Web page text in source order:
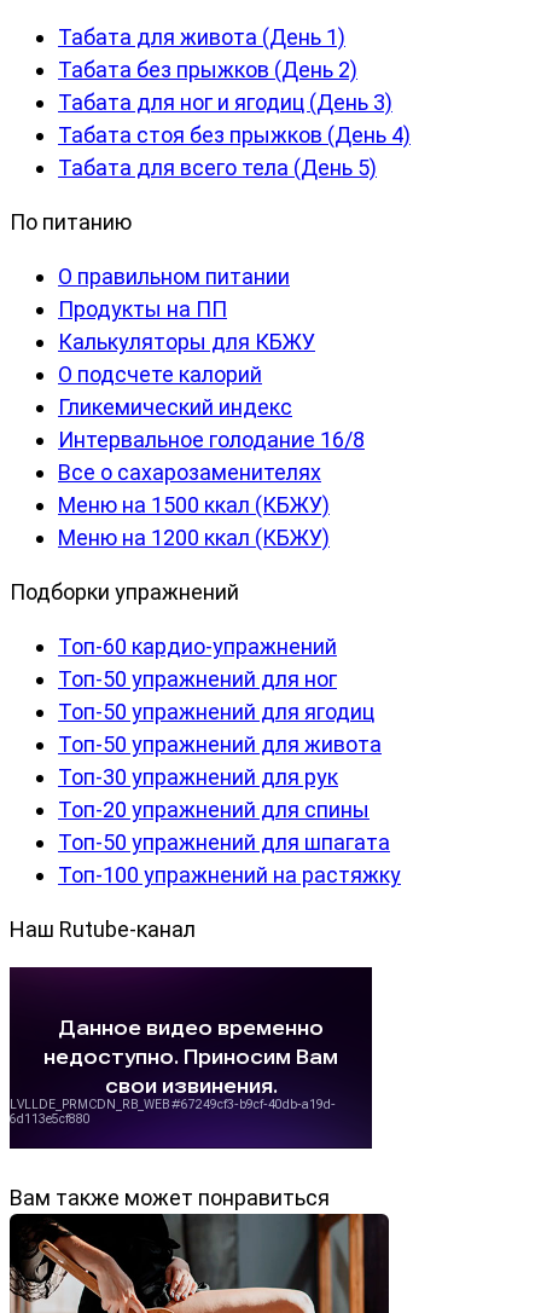
Табата для живота (День 1)
Табата без прыжков (День 2)
Табата для ног и ягодиц (День 3)
Табата стоя без прыжков (День 4)
Табата для всего тела (День 5)
По питанию
О правильном питании
Продукты на ПП
Калькуляторы для КБЖУ
О подсчете калорий
Гликемический индекс
Интервальное голодание 16/8
Все о сахарозаменителях
Меню на 1500 ккал (КБЖУ)
Меню на 1200 ккал (КБЖУ)
Подборки упражнений
Топ-60 кардио-упражнений
Топ-50 упражнений для ног
Топ-50 упражнений для ягодиц
Топ-50 упражнений для живота
Топ-30 упражнений для рук
Топ-20 упражнений для спины
Топ-50 упражнений для шпагата
Топ-100 упражнений на растяжку
Наш Rutube-канал
Вам также может понравиться